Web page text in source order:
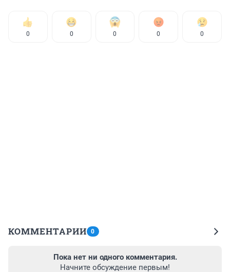
0 0 0 0 0
КОММЕНТАРИИ 0
Пока нет ни одного комментария.
Начните обсуждение первым!